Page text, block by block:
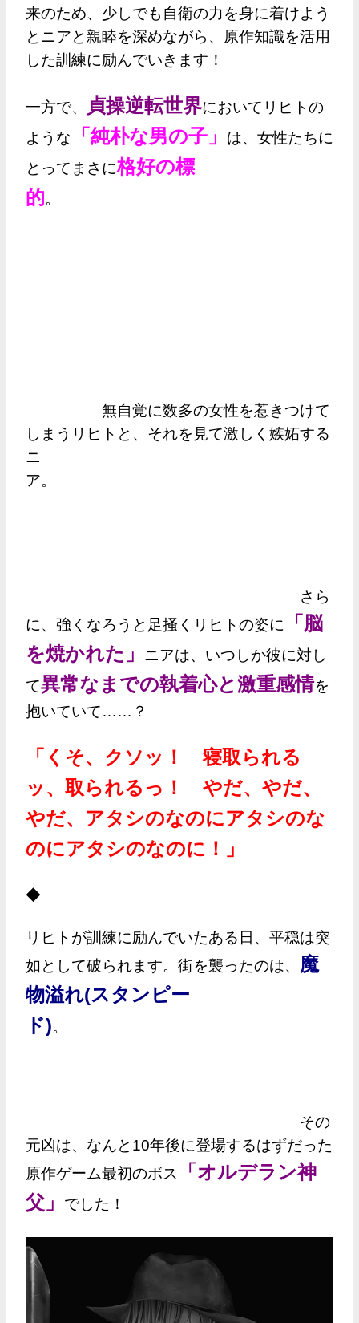
来のため、少しでも自衛の力を身に着けよう
とニアと親睦を深めながら、原作知識を活用
した訓練に励んでいきます！
一方で、 貞操逆転世界においてリヒトの
ような
「純朴な男の子」
は、女性たちに
とってまさに格好の標
的。
無自覚に数多の女性を惹きつけて
しまうリヒトと、それを見て激しく嫉妬する
ニ
ア。
さら
に、強くなろうと足掻くリヒトの姿に
「脳
を焼かれた」
ニアは、いつしか彼に対し
て異常なまでの執着心と激重感情を
抱いていて……？
「くそ、クソッ！ 寝取られる
ッ、取られるっ！ やだ、やだ、
やだ、アタシのなのにアタシのな
のにアタシのなのに！」
◆
リヒトが訓練に励んでいたある日、平穏は突
如として破られます。街を襲ったのは、 魔
物溢れ(スタンピー
ド)。
その
元凶は、なんと10年後に登場するはずだった
原作ゲーム最初のボス
「オルデラン神
父」
でした！